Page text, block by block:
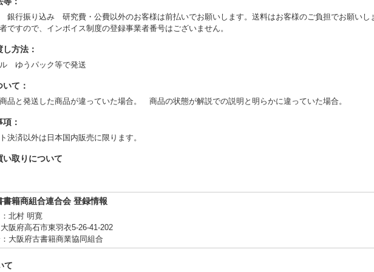
銀行振り込み 研究費・公費以外のお客様は前払いでお願いします。送料はお客様のご負担でお願いし
ですので、インボイス制度の登録事業者番号はございません。
方法：
ゆうパック等で発送
て：
品と発送した商品が違っていた場合。 商品の状態が解説での説明と明らかに違っていた場合。
：
決済以外は日本国内販売に限ります。
い取りについて
書籍商組合連合会 登録情報
北村 明寛
阪府高石市東羽衣5-26-41-202
大阪府古書籍商業協同組合
て